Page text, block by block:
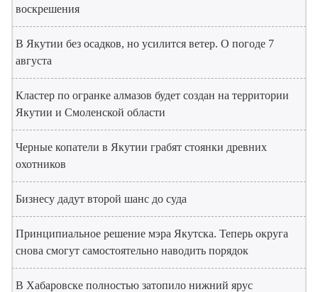
воскрешения
В Якутии без осадков, но усилится ветер. О погоде 7
августа
Кластер по огранке алмазов будет создан на территории
Якутии и Смоленской области
Черные копатели в Якутии грабят стоянки древних
охотников
Бизнесу дадут второй шанс до суда
Принципиальное решение мэра Якутска. Теперь округа
снова смогут самостоятельно наводить порядок
В Хабаровске полностью затопило нижний ярус